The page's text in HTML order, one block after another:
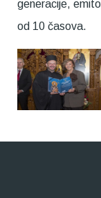
generacije,
od 10 časova.